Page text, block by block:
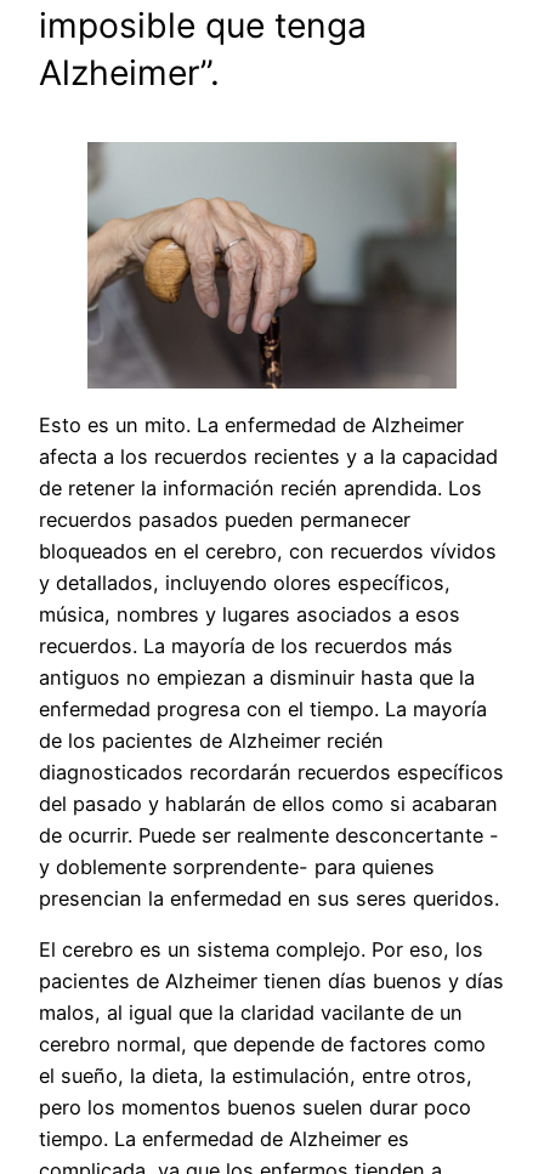
imposible que tenga
Alzheimer”.
Esto es un mito. La enfermedad de Alzheimer
afecta a los recuerdos recientes y a la capacidad
de retener la información recién aprendida. Los
recuerdos pasados pueden permanecer
bloqueados en el cerebro, con recuerdos vívidos
y detallados, incluyendo olores específicos,
música, nombres y lugares asociados a esos
recuerdos. La mayoría de los recuerdos más
antiguos no empiezan a disminuir hasta que la
enfermedad progresa con el tiempo. La mayoría
de los pacientes de Alzheimer recién
diagnosticados recordarán recuerdos específicos
del pasado y hablarán de ellos como si acabaran
de ocurrir. Puede ser realmente desconcertante -
y doblemente sorprendente- para quienes
presencian la enfermedad en sus seres queridos.
El cerebro es un sistema complejo. Por eso, los
pacientes de Alzheimer tienen días buenos y días
malos, al igual que la claridad vacilante de un
cerebro normal, que depende de factores como
el sueño, la dieta, la estimulación, entre otros,
pero los momentos buenos suelen durar poco
tiempo. La enfermedad de Alzheimer es